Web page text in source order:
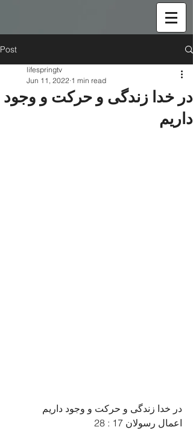
Post
در خدا زندگی و حرکت و وجود
داریم
lifespringtv
Jun 11, 2022 1 min read
در خدا زندگی و حرکت و وجود داریم
اعمال رسولان 17 : 28